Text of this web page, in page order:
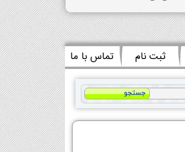
ثبت نام تماس با ما